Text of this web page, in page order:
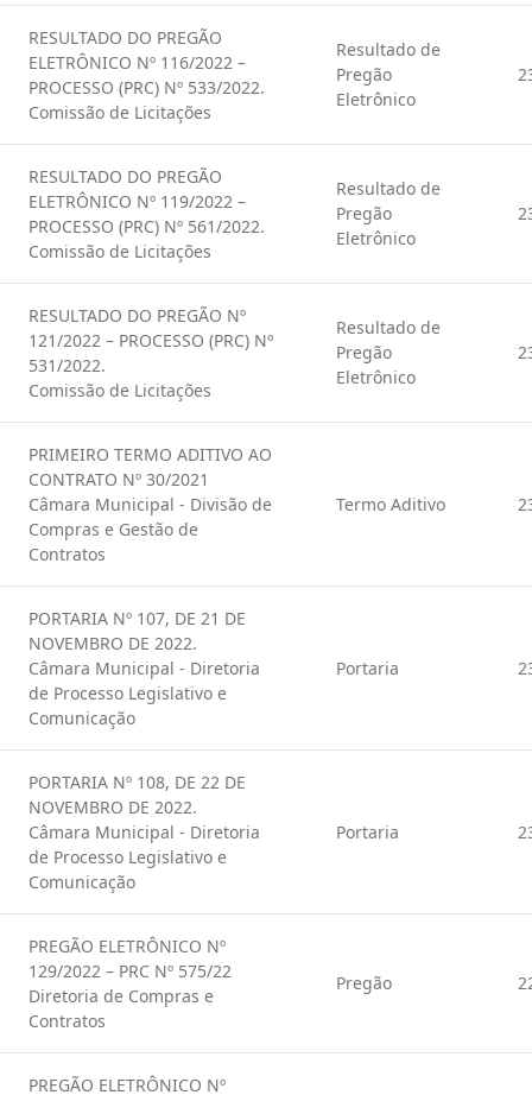
RESULTADO DO PREGÃO
ELETRÔNICO Nº 116/2022 –
PROCESSO (PRC) Nº 533/2022.
Comissão de Licitações
Resultado de
Pregão
Eletrônico
RESULTADO DO PREGÃO
ELETRÔNICO Nº 119/2022 –
PROCESSO (PRC) Nº 561/2022.
Comissão de Licitações
Resultado de
Pregão
Eletrônico
RESULTADO DO PREGÃO Nº
121/2022 – PROCESSO (PRC) Nº
531/2022.
Comissão de Licitações
Resultado de
Pregão
Eletrônico
PRIMEIRO TERMO ADITIVO AO
CONTRATO Nº 30/2021
Câmara Municipal - Divisão de
Compras e Gestão de
Contratos
Termo Aditivo
PORTARIA Nº 107, DE 21 DE
NOVEMBRO DE 2022.
Câmara Municipal - Diretoria
de Processo Legislativo e
Comunicação
Portaria
PORTARIA Nº 108, DE 22 DE
NOVEMBRO DE 2022.
Câmara Municipal - Diretoria
de Processo Legislativo e
Comunicação
Portaria
PREGÃO ELETRÔNICO Nº
129/2022 – PRC Nº 575/22
Diretoria de Compras e
Contratos
Pregão
PREGÃO ELETRÔNICO Nº